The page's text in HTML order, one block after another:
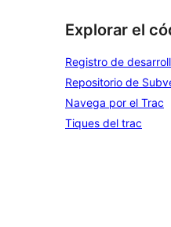
Explorar el
Registro de
Repositorio de
Navega por el Trac
Tiques del trac